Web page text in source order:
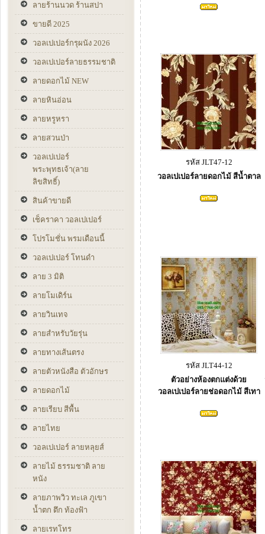
ลายร้านนวด ร้านสปา
ขายดี 2025
วอลเปเปอร์กรุผนัง 2026
วอลเปเปอร์ลายธรรมชาติ
ลายดอกไม้ NEW
ลายหินอ่อน
ลายหรูหรา
ลายสวนป่า
วอลเปเปอร์
พระพุทธเจ้า(ลาย
ลิขสิทธิ์)
สินค้าขายดี
เช็คราคา วอลเปเปอร์
โปรโมชั่น พรมเดือนนี้
วอลเปเปอร์ โทนดำ
ลาย 3 มิติ
ลายโมเดิร์น
ลายวินเทจ
ลายสำหรับวัยรุ่น
ลายทางเส้นตรง
ลายตัวหนังสือ ตัวอักษร
ลายดอกไม้
ลายเรียบ สีพื้น
ลายไทย
วอลเปเปอร์ ลายหลุยส์
ลายไม้ ธรรมชาติ ลาย
หนัง
ลายภาพวิว ทะเล ภูเขา
น้ำตก ตึก ท้องฟ้า
ลายเรทโทร
รหัส JLT47-12
วอลเปเปอร์ลายดอกไม้ สีน้ำตาล
รหัส JLT44-12
ตัวอย่างห้องตกแต่งด้วย
วอลเปเปอร์ลายช่อดอกไม้ สีเทา